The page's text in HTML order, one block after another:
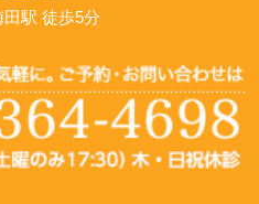
駅 徒歩5分